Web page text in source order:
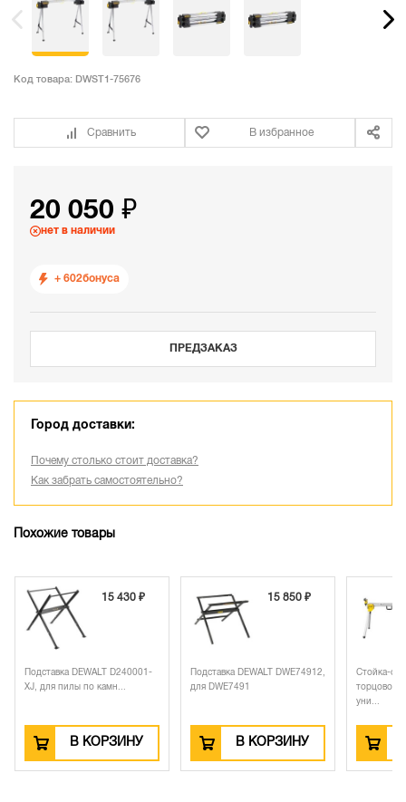
Код товара: DWST1-75676
Сравнить В избранное
20 050 ₽
нет в наличии
+ 602бонуса
ПРЕДЗАКАЗ
Город доставки:
Почему столько стоит доставка?
Как забрать самостоятельно?
Похожие товары
15 430 ₽
DEWALT D240001-
по камн...
В КОРЗИНУ
15 850 ₽
Подставка DEWALT DWE74912,
В КОРЗИНУ
Стойка-основа для
торцовочных пил
В